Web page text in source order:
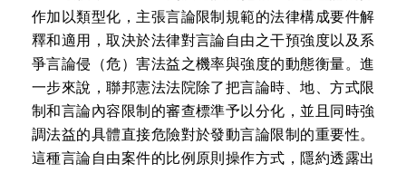
作加以類型化，主張言論限制規範的法律構成要件解
釋和適用，取決於法律對言論自由之干預強度以及系
爭言論侵（危）害法益之機率與強度的動態衡量。進
一步來說，聯邦憲法法院除了把言論時、地、方式限
制和言論內容限制的審查標準予以分化，並且同時強
調法益的具體直接危險對於發動言論限制的重要性。
這種言論自由案件的比例原則操作方式，隱約透露出